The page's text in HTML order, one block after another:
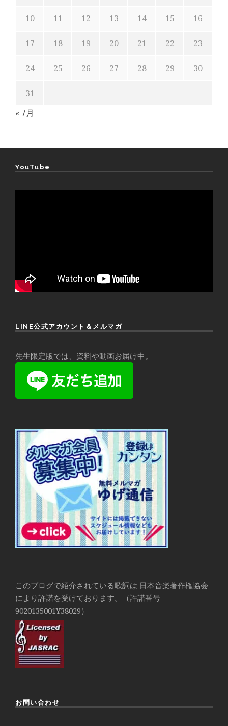
10 11 12 13 14 15 16
17 18 19 20 21 22 23
24 25 26 27 28 29 30
31
« 7月
YouTube
LINE公式アカウント＆メルマガ
先生限定版では、資料や動画お届け中。
このブログで紹介されている歌詞は 日本音楽著作権協会
により許諾を受けております。（許諾番号
9020135001Y38029）
お問い合わせ